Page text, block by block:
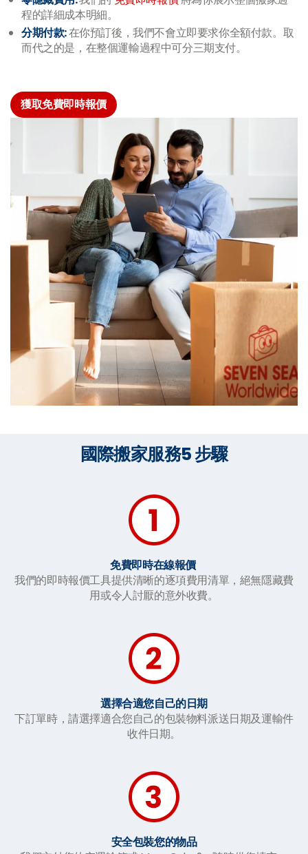
程的詳細成本明細。
分期付款:在你預訂後，我們不會立即要求你全額付款。取
而代之的是，在整個運輸過程中可分三期支付。
獲取免費即時報價
國際搬家服務5 步驟
免費即時在線報價
我們的即時報價工具提供清晰的逐項費用清單，絕無隱藏費
用或令人討厭的意外收費。
選擇合適您自己的日期
下訂單時，請選擇適合您自己的包裝物料派送日期及運輸件
收件日期。
安全包裝您的物品